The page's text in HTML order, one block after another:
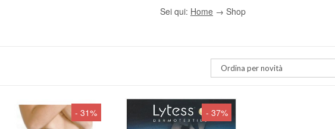
Sei qui: Home → Shop
- 31% - 37%